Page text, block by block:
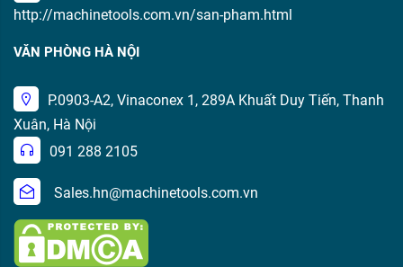
http://machinetools.com.vn/san-pham.html
VĂN PHÒNG HÀ NỘI
P.0903-A2, Vinaconex 1, 289A Khuất Duy Tiến, Thanh
Xuân, Hà Nội
091 288 2105
Sales.hn@machinetools.com.vn